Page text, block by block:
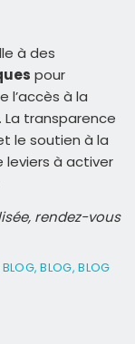
à des
pour
l’accès à la
La transparence
le soutien à la
à activer
rendez-vous
BLOG,BLOG,BLOG